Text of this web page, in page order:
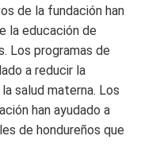
de la fundación han
la educación de
Los programas de
a reducir la
salud materna. Los
han ayudado a
de hondureños que